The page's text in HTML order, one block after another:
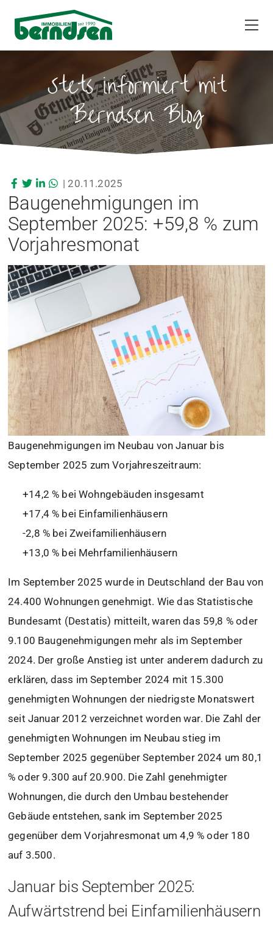
Stets informiert mit
Berndsen Blog
|20.11.2025
Baugenehmigungen im
September 2025: +59,8 % zum
Vorjahresmonat
Baugenehmigungen im Neubau von Januar bis
September 2025 zum Vorjahreszeitraum:
+14,2 % bei Wohngebäuden insgesamt
+17,4 % bei Einfamilienhäusern
-2,8 % bei Zweifamilienhäusern
+13,0 % bei Mehrfamilienhäusern
Im September 2025 wurde in Deutschland der Bau von
24.400 Wohnungen genehmigt. Wie das Statistische
Bundesamt (Destatis) mitteilt, waren das 59,8 % oder
9.100 Baugenehmigungen mehr als im September
2024. Der große Anstieg ist unter anderem dadurch zu
erklären, dass im September 2024 mit 15.300
genehmigten Wohnungen der niedrigste Monatswert
seit Januar 2012 verzeichnet worden war. Die Zahl der
genehmigten Wohnungen im Neubau stieg im
September 2025 gegenüber September 2024 um 80,1
% oder 9.300 auf 20.900. Die Zahl genehmigter
Wohnungen, die durch den Umbau bestehender
Gebäude entstehen, sank im September 2025
gegenüber dem Vorjahresmonat um 4,9 % oder 180
auf 3.500.
Januar bis September 2025:
Aufwärtstrend bei Einfamilienhäusern